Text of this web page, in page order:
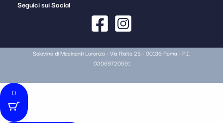
Seguici sui Social
Solovino di Macinanti Lorenzo - Via Rialto 25 - 00136 Roma - P.I.
03069720591
0